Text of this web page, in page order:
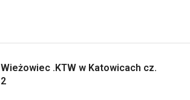
Wieżowiec .KTW w Katowicach cz.
2